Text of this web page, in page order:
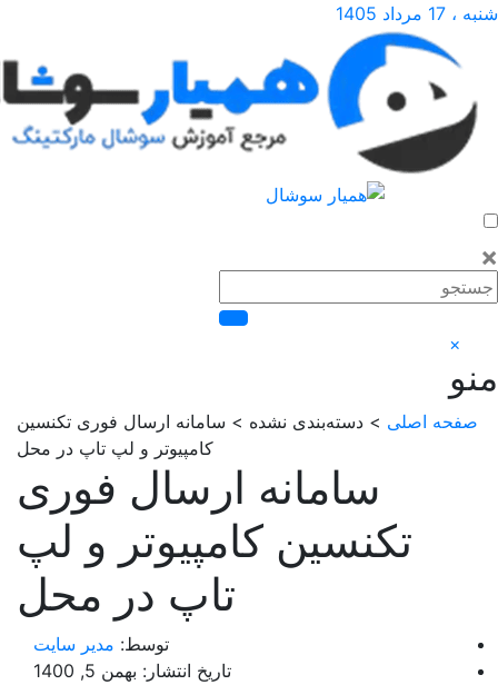
اصلی> دسته‌بندی نشده > سامانه ارسال فوری تکنسین
کامپیوتر و لپ تاپ در محل
سامانه ارسال فوری
تکنسین کامپیوتر و لپ
تاپ در محل
توسط:مدیر سایت
تاریخ انتشار: بهمن 5, 1400